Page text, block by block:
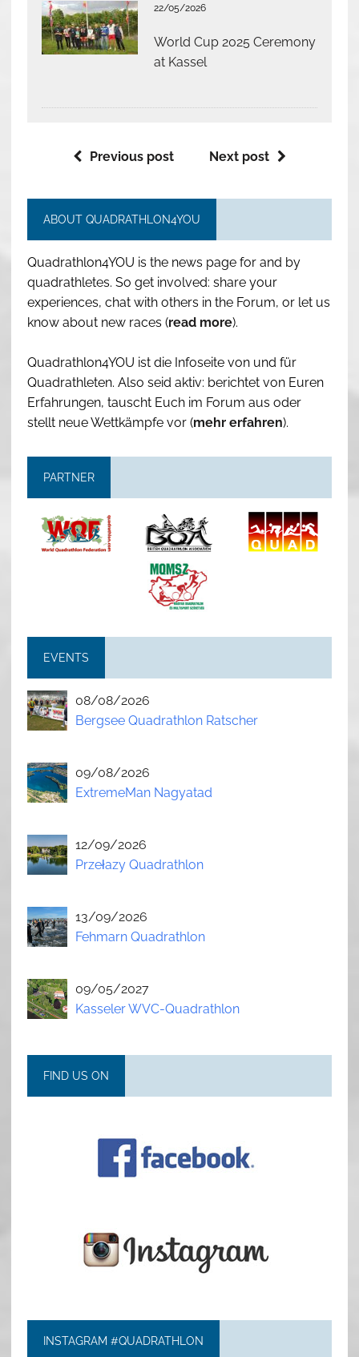
22/05/2026
World Cup 2025 Ceremony
at Kassel
Previous post Next post
ABOUT QUADRATHLON4YOU
Quadrathlon4YOU is the news page for and by
quadrathletes. So get involved: share your
experiences, chat with others in the Forum, or let us
know about new races (read more).
Quadrathlon4YOU ist die Infoseite von und für
Quadrathleten. Also seid aktiv: berichtet von Euren
Erfahrungen, tauscht Euch im Forum aus oder
stellt neue Wettkämpfe vor (mehr erfahren).
PARTNER
EVENTS
08/08/2026
Bergsee Quadrathlon Ratscher
09/08/2026
ExtremeMan Nagyatad
12/09/2026
Przełazy Quadrathlon
13/09/2026
Fehmarn Quadrathlon
09/05/2027
Kasseler WVC-Quadrathlon
FIND US ON
INSTAGRAM #QUADRATHLON